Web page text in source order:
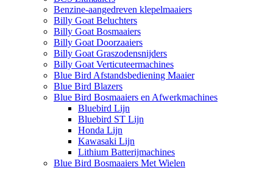
Benzine-aangedreven klepelmaaiers
Billy Goat Beluchters
Billy Goat Bosmaaiers
Billy Goat Doorzaaiers
Billy Goat Graszodensnijders
Billy Goat Verticuteermachines
Blue Bird Afstandsbediening Maaier
Blue Bird Blazers
Blue Bird Bosmaaiers en Afwerkmachines
Bluebird Lijn
Bluebird ST Lijn
Honda Lijn
Kawasaki Lijn
Lithium Batterijmachines
Blue Bird Bosmaaiers Met Wielen